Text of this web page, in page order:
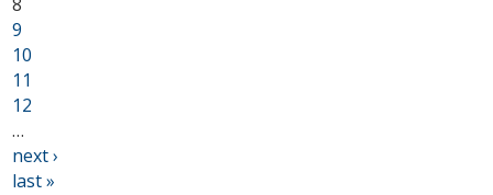
9
10
11
12
…
next ›
last »